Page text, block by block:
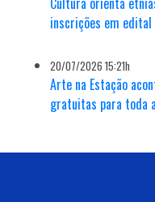
inscrições em edital
20/07/2026 15:21h
Arte na Estação
gratuitas para toda